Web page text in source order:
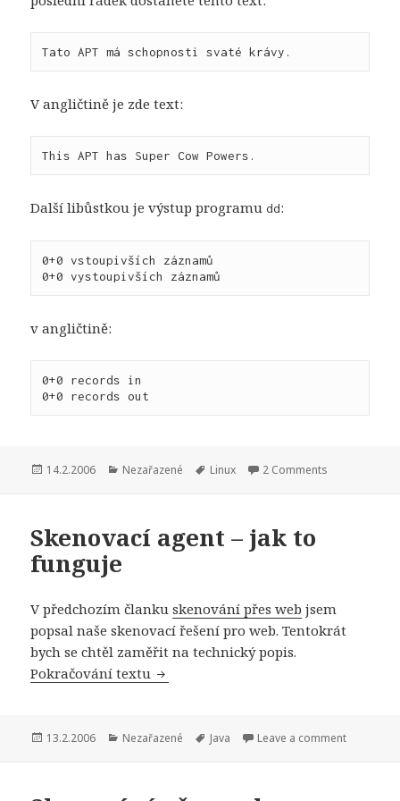
Tato APT má schopnosti svaté krávy.
V angličtině je zde text:
This APT has Super Cow Powers.
Další libůstkou je výstup programudd:
0+0 vstoupivších záznamů
v angličtině:
0+0 records in
Publikováno:
14.2.2006 Rubriky:
Nezařazené Štítky:
Linux 2 Comments
Skenovací agent – jak to
funguje
V předchozím člankuskenování přes web jsem
popsal naše skenovací řešení pro web. Tentokrát
bych se chtěl zaměřit na technický popis.
Pokračování textu Skenovací agent – jak to funguje
Publikováno:
13.2.2006 Rubriky:
Nezařazené Štítky:
Java Leave a comment